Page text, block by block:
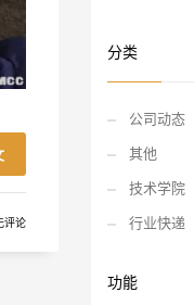
评论
分类
公司动态
其他
技术学院
行业快递
功能